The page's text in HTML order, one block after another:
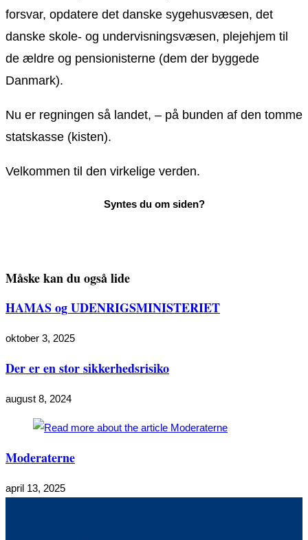
forsvar, opdatere det danske sygehusvæsen, det
danske skole- og undervisningsvæsen, plejehjem til
de ældre og pensionisterne (dem der byggede
Danmark).
Nu er regningen så landet, – på bunden af den tomme
statskasse (kisten).
Velkommen til den virkelige verden.
Måske kan du også lide
HAMAS og UDENRIGSMINISTERIET
oktober 3, 2025
Der er en stor sikkerhedsrisiko
august 8, 2024
Moderaterne
april 13, 2025